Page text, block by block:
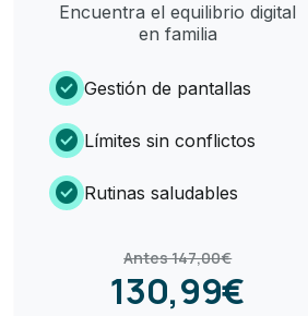
Encuentra el equilibrio digital
en familia
check_circle Gestión de pantallas
check_circle Límites sin conflictos
check_circle Rutinas saludables
Antes 147,00€
130,99€